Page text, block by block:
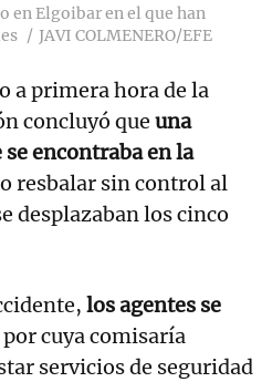
en Elgoibar en el que han
JAVI COLMENERO/EFE
a primera hora de la
concluyó que una
encontraba en la
resbalar sin control al
desplazaban los cinco
los agentes se
por cuya comisaría
servicios de seguridad